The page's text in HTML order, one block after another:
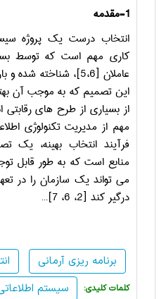
-1مقدمه
انتخاب درست یک پروژه
عاملان [5،6]، شناخته
این تصمیم که به موجب آن
از بسیاری از طرح های
فرآیند انتخاب بهینه،
منابع است که به طور قابل
می تواند یک سازمان را در
درگیر کند [2، 6، 7]…
برنامه ریزی آرمانی
سیستم :کلمات کلیدی